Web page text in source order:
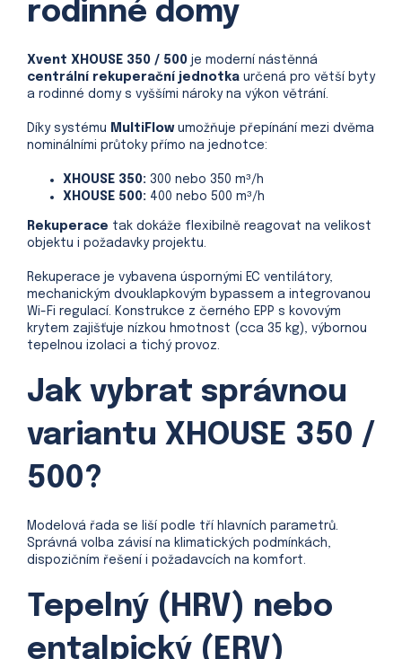
rodinné domy
Xvent XHOUSE 350 / 500 je moderní nástěnná
centrální rekuperační jednotka určená pro větší byty
a rodinné domy s vyššími nároky na výkon větrání.
Díky systému MultiFlowumožňuje přepínání mezi dvěma
nominálními průtoky přímo na jednotce:
XHOUSE 350: 300 nebo 350 m³/h
XHOUSE 500: 400 nebo 500 m³/h
Rekuperace tak dokáže flexibilně reagovat na velikost
objektu i požadavky projektu.
Rekuperace je vybavena úspornými EC ventilátory,
mechanickým dvouklapkovým bypassem a integrovanou
Wi-Fi regulací. Konstrukce z černého EPP s kovovým
krytem zajišťuje nízkou hmotnost (cca 35 kg), výbornou
tepelnou izolaci a tichý provoz.
Jak vybrat správnou
variantu XHOUSE 350 /
500?
Modelová řada se liší podle tří hlavních parametrů.
Správná volba závisí na klimatických podmínkách,
dispozičním řešení i požadavcích na komfort.
Tepelný (HRV) nebo
entalpický (ERV)